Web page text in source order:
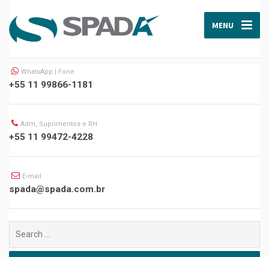
MENU
WhatsApp | Fone
+55 11 99866-1181
Adm, Suprimentos e RH
+55 11 99472-4228
E-mail
spada@spada.com.br
por: